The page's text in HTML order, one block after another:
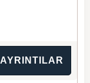
AYRINTILAR